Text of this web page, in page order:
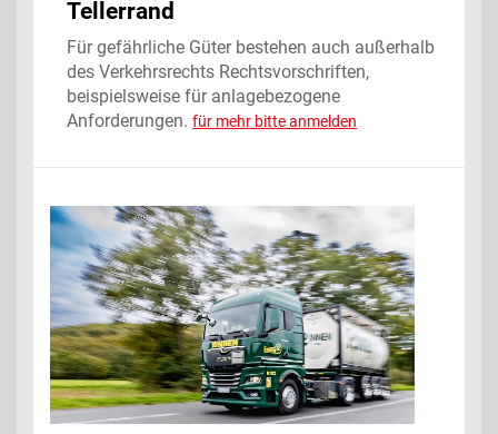
Tellerrand
Für gefährliche Güter bestehen auch außerhalb
des Verkehrsrechts Rechtsvorschriften,
beispielsweise für anlagebezogene
Anforderungen. für mehr bitte anmelden